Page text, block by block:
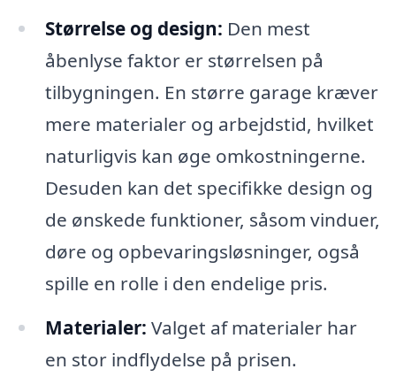
Størrelse og design: Den mest
åbenlyse faktor er størrelsen på
tilbygningen. En større garage kræver
mere materialer og arbejdstid, hvilket
naturligvis kan øge omkostningerne.
Desuden kan det specifikke design og
de ønskede funktioner, såsom vinduer,
døre og opbevaringsløsninger, også
spille en rolle i den endelige pris.
Materialer: Valget af materialer har
en stor indflydelse på prisen.